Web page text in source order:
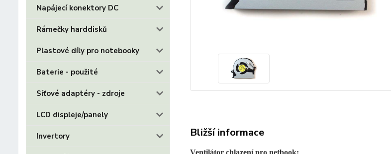
Napájecí konektory DC
Rámečky harddisků
Plastové díly pro notebooky
Baterie - použité
Síťové adaptéry - zdroje
LCD displeje/panely
Invertory Bližší informace
Ventilátor chlazení pro netbook: